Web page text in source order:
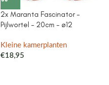
2x Maranta Fascinator –
Pijlwortel – 20cm – ø12
Kleine kamerplanten
€18,95